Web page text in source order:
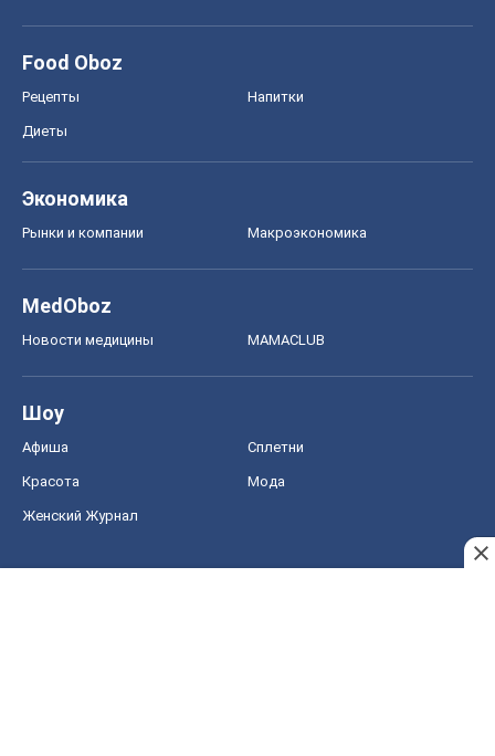
Food Oboz
Рецепты Напитки
Диеты
Экономика
Рынки и компании Mакроэкономика
MedOboz
Новости медицины MAMACLUB
Шоу
Афиша Сплетни
Красота Мода
Женский Журнал